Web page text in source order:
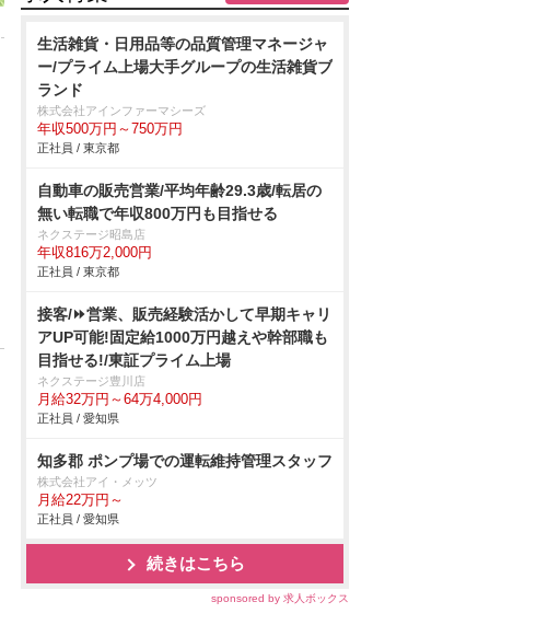
生活雑貨・日用品等の品質管理マネージャ
ー/プライム上場大手グループの生活雑貨ブ
ランド
株式会社アインファーマシーズ
年収500万円～750万円
正社員 / 東京都
自動車の販売営業/平均年齢29.3歳/転居の
無い転職で年収800万円も目指せる
ネクステージ昭島店
年収816万2,000円
正社員 / 東京都
接客/⏩️営業、販売経験活かして早期キャリ
アUP可能!固定給1000万円越えや幹部職も
目指せる!/東証プライム上場
ネクステージ豊川店
月給32万円～64万4,000円
正社員 / 愛知県
知多郡 ポンプ場での運転維持管理スタッフ
株式会社アイ・メッツ
月給22万円～
正社員 / 愛知県
続きはこちら
sponsored by 求人ボックス